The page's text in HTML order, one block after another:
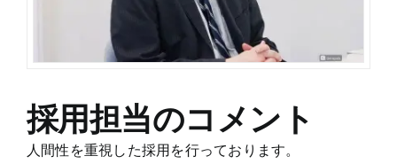
採用担当のコメント
人間性を重視した採用を行っております。